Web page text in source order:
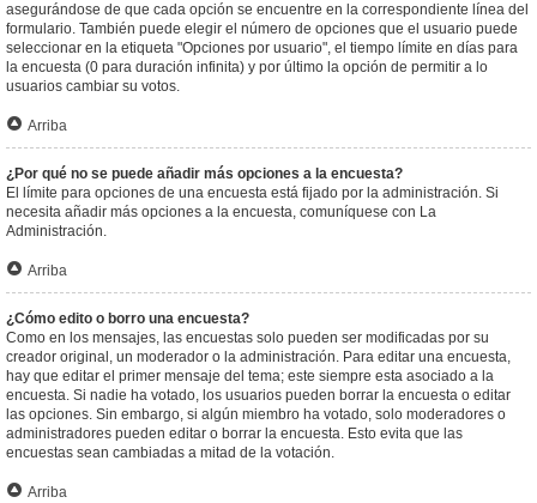
asegurándose de que cada opción se encuentre en la correspondiente línea del
formulario. También puede elegir el número de opciones que el usuario puede
seleccionar en la etiqueta "Opciones por usuario", el tiempo límite en días para
la encuesta (0 para duración infinita) y por último la opción de permitir a lo
usuarios cambiar su votos.
Arriba
¿Por qué no se puede añadir más opciones a la encuesta?
El límite para opciones de una encuesta está fijado por la administración. Si
necesita añadir más opciones a la encuesta, comuníquese con La
Administración.
Arriba
¿Cómo edito o borro una encuesta?
Como en los mensajes, las encuestas solo pueden ser modificadas por su
creador original, un moderador o la administración. Para editar una encuesta,
hay que editar el primer mensaje del tema; este siempre esta asociado a la
encuesta. Si nadie ha votado, los usuarios pueden borrar la encuesta o editar
las opciones. Sin embargo, si algún miembro ha votado, solo moderadores o
administradores pueden editar o borrar la encuesta. Esto evita que las
encuestas sean cambiadas a mitad de la votación.
Arriba